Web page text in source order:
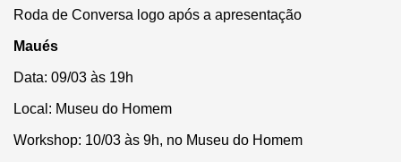
Roda de Conversa logo após a apresentação
Maués
Data: 09/03 às 19h
Local: Museu do Homem
Workshop: 10/03 às 9h, no Museu do Homem